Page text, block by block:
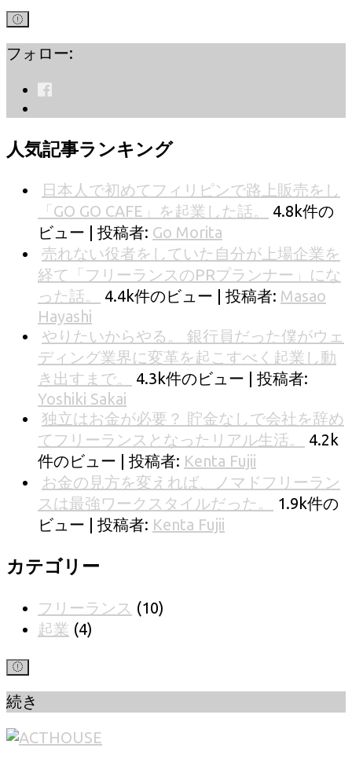
フォロー:
人気記事ランキング
日本人で初めてフィリピンで路上販売をし
「GO GO CAFE」を起業した話。
4.8k件の
ビュー
投稿者: Go Morita
売れない役者をしていた自分が上場企業を
経て「フリーランスのPRプランナー」にな
った話。
4.4k件のビュー 投稿者: Masao
Hayashi
やりたいからやる。 銀行員だった僕がウェ
ディング業界に変革を起こすべく起業し動
き出すまで。
4.3k件のビュー
投稿者:
Yoshiki Sakai
独立はお金が必要？ 貯金なしで会社を辞め
てフリーランスとなったリアル生活。
4.2k
件のビュー
投稿者: Kenta Fujii
お金の見方を変えれば、ノマドフリーラン
スは最強ワークスタイルだった。
1.9k件の
ビュー
投稿者: Kenta Fujii
カテゴリー
フリーランス (10)
起業 (4)
続き